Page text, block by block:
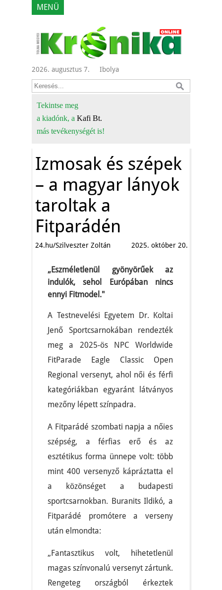
MENÜ
2026. augusztus 7. Ibolya
Tekintse meg
a kiadónk, a Kafi Bt.
más tevékenységét is!
Izmosak és szépek
– a magyar lányok
taroltak a
Fitparádén
24.hu/Szilveszter Zoltán 2025. október 20.
„Eszméletlenül gyönyörűek az
indulók, sehol Európában nincs
ennyi Fitmodel."
A Testnevelési Egyetem Dr. Koltai
Jenő Sportcsarnokában rendezték
meg a 2025-ös NPC Worldwide
FitParade Eagle Classic Open
Regional versenyt, ahol női és férfi
kategóriákban egyaránt látványos
mezőny lépett színpadra.
A Fitparádé szombati napja a nőies
szépség, a férfias erő és az
esztétikus forma ünnepe volt: több
mint 400 versenyző kápráztatta el
a közönséget a budapesti
sportcsarnokban. Buranits Ildikó, a
Fitparádé promótere a verseny
után elmondta:
„Fantasztikus volt, hihetetlenül
magas színvonalú versenyt zártunk.
Rengeteg országból érkeztek